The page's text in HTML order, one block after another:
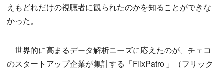
えもどれだけの視聴者に観られたのかを知ることができな
かった。
世界的に高まるデータ解析ニーズに応えたのが、チェコ
のスタートアップ企業が集計する「FlixPatrol」（フリック